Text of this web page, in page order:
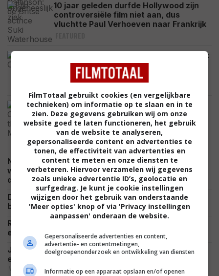
10 jaar geleden durfde Hollywood zijn
controversiële film niet aan, dus
vluchtte Paul Verhoeven naar Frankrijk
Inspiratiebron haalt opnieuw keihard uit
naar Nolans 'The Odyssey':
"Emotioneel leeg"
NIEUWS
Deze poster voor 'The Mummy' wordt
verbannen in het VK, regisseur
reageert: "Ze is al bij je binnen"
NIEUWS
Na de derde 'Avatar' weet James Cameron exact
wat hij in "zijn laatste periode" als regisseur wil
doen
NIEUWS
Deze week verschijnen er veel nieuwe films in de
bioscoop: dit zijn alle 10 titels op een rij NIEUWS
Romy Monteiro viert haar zomervakantie op de sub
en deelt prachtig uitzicht: "All I Need" CELEBRITY
Jason Statham gaat weer helemaal los in 'Mutiny'
en laat zien waarom hij nog altijd dé actieheld is
VIDEO
FilmTotaal gebruikt cookies (en vergelijkbare
technieken) om informatie op te slaan en in te
zien. Deze gegevens gebruiken wij om onze
website goed te laten functioneren, het gebruik
van de website te analyseren,
gepersonaliseerde content en advertenties te
tonen, de effectiviteit van advertenties en
content te meten en onze diensten te
verbeteren. Hiervoor verzamelen wij gegevens
zoals unieke advertentie ID’s, geolocatie en
surfgedrag. Je kunt je cookie instellingen
wijzigen door het gebruik van onderstaande
'Meer opties' knop of via 'Privacy instellingen
aanpassen' onderaan de website.
Gepersonaliseerde advertenties en content,
advertentie- en contentmetingen,
doelgroepenonderzoek en ontwikkeling van diensten
Informatie op een apparaat opslaan en/of openen